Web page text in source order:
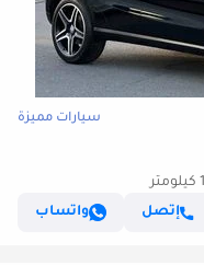
سيارات مميزة
إتصل
واتساب